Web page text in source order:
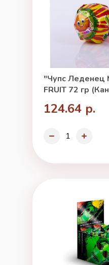
"Чупс Леденец
FRUIT 72 гр
124.64 р.